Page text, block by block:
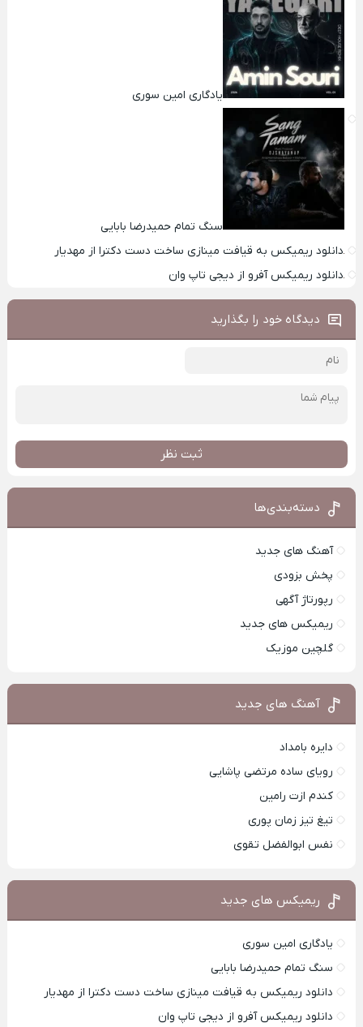
یادگاری امین سوری
سنگ تمام حمیدرضا بابایی
دانلود ریمیکس به قیافت مینازی ساخت دست دکترا از مهدیار
دانلود ریمیکس آفرو از ديجی تاپ وان
دیدگاه خود را بگذارید
ثبت نظر
دسته‌بندی‌ها
آهنگ های جدید
پخش بزودی
رپورتاژ آگهی
ریمیکس های جدید
گلچین موزیک
آهنگ های جدید
دایره بامداد
رویای ساده مرتضی پاشایی
کندم ازت رامین
تیغ تیز زمان پوری
نفس ابوالفضل تقوی
ریمیکس های جدید
یادگاری امین سوری
سنگ تمام حمیدرضا بابایی
دانلود ریمیکس به قیافت مینازی ساخت دست دکترا از مهدیار
دانلود ریمیکس آفرو از ديجی تاپ وان